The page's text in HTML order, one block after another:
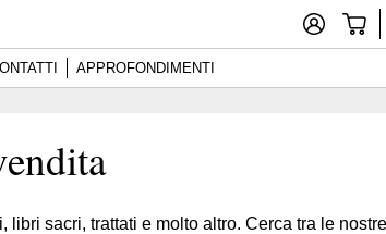
APPROFONDIMENTI
sacri, trattati e molto altro. Cerca tra le